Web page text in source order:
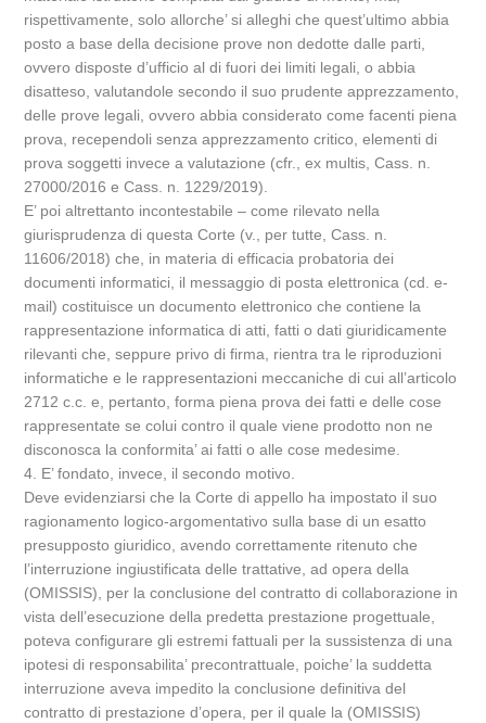
rispettivamente, solo allorche’ si alleghi che quest’ultimo abbia
posto a base della decisione prove non dedotte dalle parti,
ovvero disposte d’ufficio al di fuori dei limiti legali, o abbia
disatteso, valutandole secondo il suo prudente apprezzamento,
delle prove legali, ovvero abbia considerato come facenti piena
prova, recependoli senza apprezzamento critico, elementi di
prova soggetti invece a valutazione (cfr., ex multis, Cass. n.
27000/2016 e Cass. n. 1229/2019).
E’ poi altrettanto incontestabile – come rilevato nella
giurisprudenza di questa Corte (v., per tutte, Cass. n.
11606/2018) che, in materia di efficacia probatoria dei
documenti informatici, il messaggio di posta elettronica (cd. e-
mail) costituisce un documento elettronico che contiene la
rappresentazione informatica di atti, fatti o dati giuridicamente
rilevanti che, seppure privo di firma, rientra tra le riproduzioni
informatiche e le rappresentazioni meccaniche di cui all’articolo
2712 c.c. e, pertanto, forma piena prova dei fatti e delle cose
rappresentate se colui contro il quale viene prodotto non ne
disconosca la conformita’ ai fatti o alle cose medesime.
4. E’ fondato, invece, il secondo motivo.
Deve evidenziarsi che la Corte di appello ha impostato il suo
ragionamento logico-argomentativo sulla base di un esatto
presupposto giuridico, avendo correttamente ritenuto che
l’interruzione ingiustificata delle trattative, ad opera della
(OMISSIS), per la conclusione del contratto di collaborazione in
vista dell’esecuzione della predetta prestazione progettuale,
poteva configurare gli estremi fattuali per la sussistenza di una
ipotesi di responsabilita’ precontrattuale, poiche’ la suddetta
interruzione aveva impedito la conclusione definitiva del
contratto di prestazione d’opera, per il quale la (OMISSIS)